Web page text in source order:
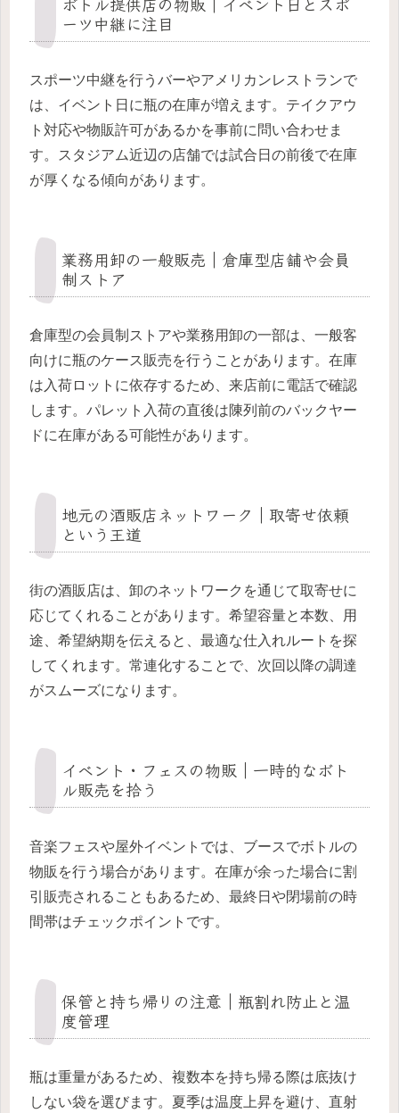
ーツ中継に注目
スポーツ中継を行うバーやアメリカンレストランで
は、イベント日に瓶の在庫が増えます。テイクアウ
ト対応や物販許可があるかを事前に問い合わせま
す。スタジアム近辺の店舗では試合日の前後で在庫
が厚くなる傾向があります。
業務用卸の一般販売｜倉庫型店舗や会員
制ストア
倉庫型の会員制ストアや業務用卸の一部は、一般客
向けに瓶のケース販売を行うことがあります。在庫
は入荷ロットに依存するため、来店前に電話で確認
します。パレット入荷の直後は陳列前のバックヤー
ドに在庫がある可能性があります。
地元の酒販店ネットワーク｜取寄せ依頼
という王道
街の酒販店は、卸のネットワークを通じて取寄せに
応じてくれることがあります。希望容量と本数、用
途、希望納期を伝えると、最適な仕入れルートを探
してくれます。常連化することで、次回以降の調達
がスムーズになります。
イベント・フェスの物販｜一時的なボト
ル販売を拾う
音楽フェスや屋外イベントでは、ブースでボトルの
物販を行う場合があります。在庫が余った場合に割
引販売されることもあるため、最終日や閉場前の時
間帯はチェックポイントです。
保管と持ち帰りの注意｜瓶割れ防止と温
度管理
瓶は重量があるため、複数本を持ち帰る際は底抜け
しない袋を選びます。夏季は温度上昇を避け、直射